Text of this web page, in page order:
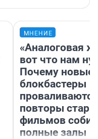
МНЕНИЕ
«Аналоговая
вот что нам
Почему новые
блокбастеры
повторы
фильмов
полные залы